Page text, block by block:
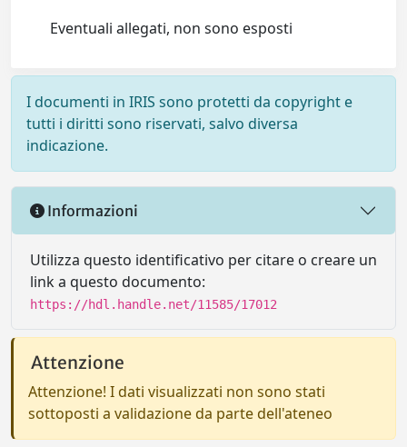
Eventuali allegati, non sono esposti
I documenti in IRIS sono protetti da copyright e
tutti i diritti sono riservati, salvo diversa
indicazione.
Informazioni
Utilizza questo identificativo per citare o creare un
link a questo documento:
https://hdl.handle.net/11585/17012
Attenzione
Attenzione! I dati visualizzati non sono stati
sottoposti a validazione da parte dell'ateneo